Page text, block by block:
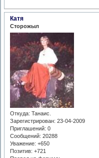
Катя
Сторожыл
Откуда: Танаис.
Зарегистрирован: 23-04-2009
Приглашений: 0
Сообщений: 20288
Уважение: +650
Позитив: +721